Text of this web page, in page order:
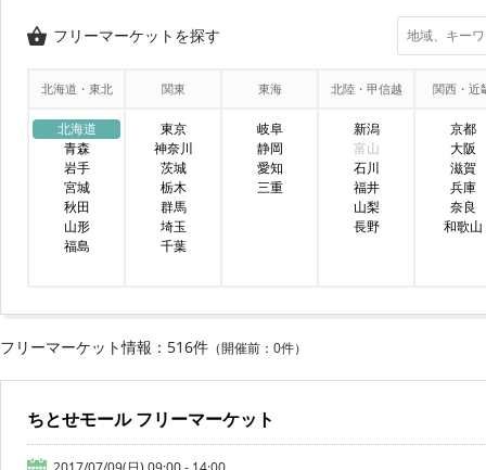
フリーマーケットを探す
北海道・東北 関東 東海 北陸・甲信越 関西・近
北海道
青森
岩手
宮城
秋田
山形
福島
東京
神奈川
茨城
栃木
群馬
埼玉
千葉
岐阜
静岡
愛知
三重
新潟
富山
石川
福井
山梨
長野
京都
大阪
滋賀
兵庫
奈良
和歌山
フリーマーケット情報：516件 （開催前：0件）
ちとせモール フリーマーケット